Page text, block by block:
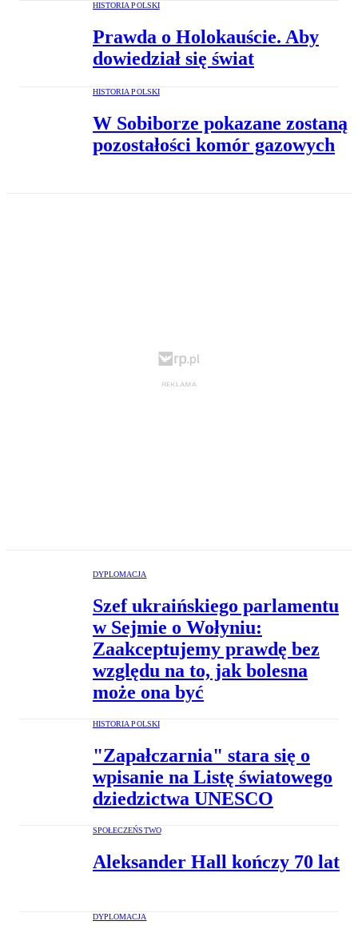
HISTORIA POLSKI
Prawda o Holokauście. Aby
dowiedział się świat
HISTORIA POLSKI
W Sobiborze pokazane zostaną
pozostałości komór gazowych
DYPLOMACJA
Szef ukraińskiego parlamentu
w Sejmie o Wołyniu:
Zaakceptujemy prawdę bez
względu na to, jak bolesna
może ona być
HISTORIA POLSKI
"Zapałczarnia" stara się o
wpisanie na Listę światowego
dziedzictwa UNESCO
SPOŁECZEŃSTWO
Aleksander Hall kończy 70 lat
DYPLOMACJA